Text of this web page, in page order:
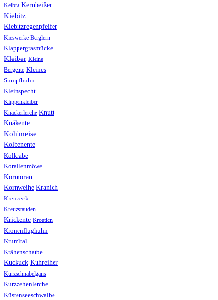
Kelbra Kernbeißer
Kiebitz
Kiebitzregenpfeifer
Kieswerke Berglern
Klappergrasmücke
Kleiber Kleine
Bergente Kleines
Sumpfhuhn
Kleinspecht
Klippenkleiber
Knackerlerche Knutt
Knäkente
Kohlmeise
Kolbenente
Kolkrabe
Korallenmöwe
Kormoran
Kornweihe Kranich
Kreuzeck
Kreuzstauden
Krickente Kroatien
Kronenflughuhn
Krumltal
Krähenscharbe
Kuckuck Kuhreiher
Kurzschnabelgans
Kurzzehenlerche
Küstenseeschwalbe